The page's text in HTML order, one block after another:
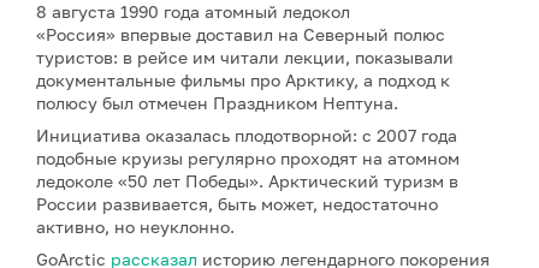
8 августа 1990 года атомный ледокол
«Россия» впервые доставил на Северный полюс
туристов: в рейсе им читали лекции, показывали
документальные фильмы про Арктику, а подход к
полюсу был отмечен Праздником Нептуна.
Инициатива оказалась плодотворной: с 2007 года
подобные круизы регулярно проходят на атомном
ледоколе «50 лет Победы». Арктический туризм в
России развивается, быть может, недостаточно
активно, но неуклонно.
GoArctic рассказал историю легендарного покорения